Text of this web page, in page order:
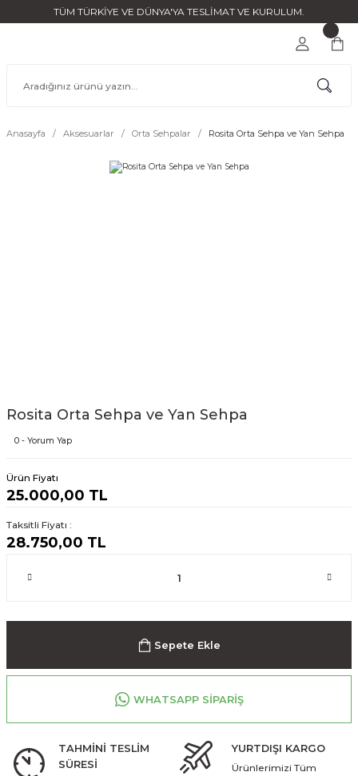
TÜM TÜRKİYE VE DÜNYA'YA TESLİMAT VE KURULUM.
Anasayfa Aksesuarlar Orta Sehpalar Rosita Orta Sehpa ve Yan Sehpa
Rosita Orta Sehpa ve Yan Sehpa
0 - Yorum Yap
Ürün Fiyatı
25.000,00 TL
Taksitli Fiyatı :
28.750,00 TL
Sepete Ekle
WHATSAPP SİPARİŞ
TAHMİNİ TESLİM
SÜRESİ
YURTDIŞI KARGO
Ürünlerimizi Tüm